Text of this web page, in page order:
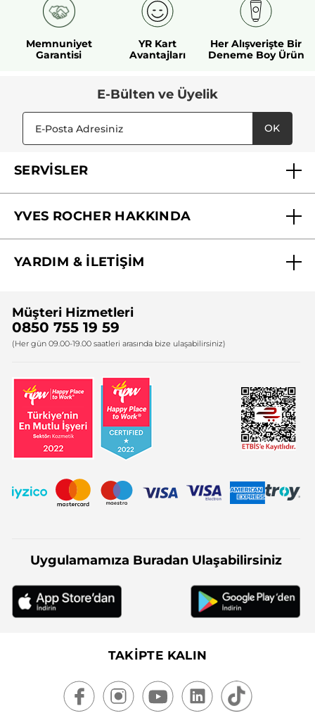
Memnuniyet
Garantisi
YR Kart
Avantajları
Her Alışverişte Bir
Deneme Boy Ürün
E-Bülten ve Üyelik
OK
SERVİSLER
YVES ROCHER HAKKINDA
Yves Rocher Vakfı
YARDIM & İLETİŞİM
Bize Ulaşın
Firma Bilgileri
Müşteri Hizmetleri
0850 755 19 59
(Her gün 09.00-19.00 saatleri arasında bize ulaşabilirsiniz)
Uygulamamıza Buradan Ulaşabilirsiniz
TAKİPTE KALIN